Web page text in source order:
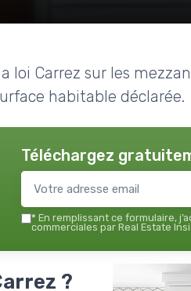
loi Carrez sur les
habitable déclarée.
Téléchargez
* En remplissant ce formulaire,
commerciales par Real Estate
?